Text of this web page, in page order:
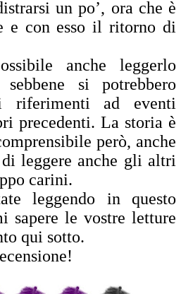
un po’, ora che è
e con esso il ritorno di
anche leggerlo
sebbene si potrebbero
riferimenti ad eventi
precedenti. La storia è
però, anche
leggere anche gli altri
carini.
leggendo in questo
sapere le vostre letture
qui sotto.